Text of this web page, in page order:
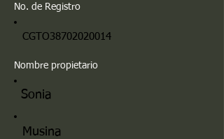
No. de Registro
CGTO38702020014
Nombre propietario
Sonia
Musina